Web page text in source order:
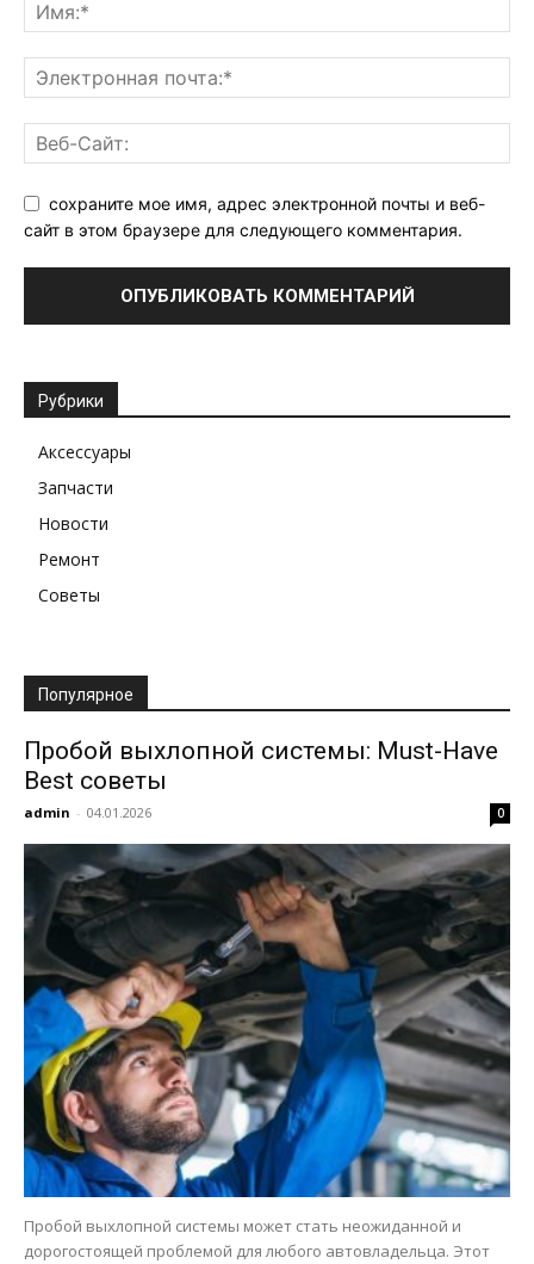
сохраните мое имя, адрес электронной почты и веб-
сайт в этом браузере для следующего комментария.
Рубрики
Аксессуары
Запчасти
Новости
Ремонт
Советы
Популярное
Пробой выхлопной системы: Must-Have
Best советы
admin - 04.01.2026 0
Пробой выхлопной системы может стать неожиданной и
дорогостоящей проблемой для любого автовладельца. Этот